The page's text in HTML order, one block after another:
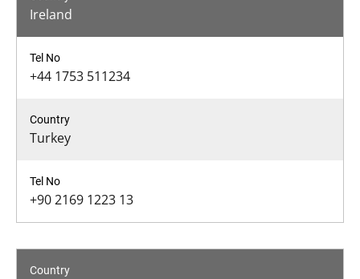
Ireland
+44 1753 511234
Turkey
+90 2169 1223 13